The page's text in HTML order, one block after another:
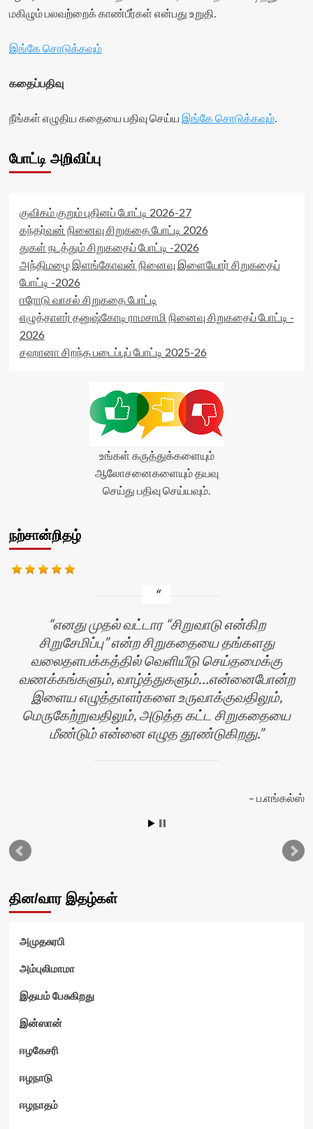
மகிழும் பலவற்றைக் காண்பீர்கள் என்பது உறுதி.
இங்கே சொடுக்கவும்
கதைப்பதிவு
நீங்கள் எழுதிய கதையை பதிவு செய்ய இங்கே சொடுக்கவும்.
போட்டி அறிவிப்பு
குவிகம் குறும் புதினப் போட்டி 2026-27
கந்தர்வன் நினைவு சிறுகதை போட்டி 2026
துகள் நடத்தும் சிறுகதைப் போட்டி -2026
அந்திமழை இளங்கோவன் நினைவு இளையோர் சிறுகதைப்
போட்டி -2026
ஈரோடு வாசல் சிறுகதை போட்டி
எழுத்தாளர் தனுஷ்கோடி ராமசாமி நினைவு சிறுகதைப் போட்டி -
2026
சஹானா சிறந்த படைப்புப் போட்டி 2025-26
உங்கள் கருத்துக்களையும்
ஆலோசனைகளையும் தயவு
செய்து பதிவு செய்யவும்.
நற்சான்றிதழ்
எனது முதல் வட்டார “சிறுவாடு என்கிற
சிறுசேமிப்பு” என்ற சிறுகதையை தங்களது
வலைதளபக்கத்தில் வெளியீடு செய்தமைக்கு
வணக்கங்களும், வாழ்த்துகளும்…என்னைபோன்ற
இளைய எழுத்தாளர்களை உருவாக்குவதிலும்,
மெருகேற்றுவதிலும், அடுத்த கட்ட சிறுகதையை
மீண்டும் என்னை எழுத தூண்டுகிறது.
ப.எங்கல்ஸ்
தின/வார இதழ்கள்
அமுதசுரபி
அம்புலிமாமா
இதயம் பேசுகிறது
இன்ஸான்
ஈழகேசரி
ஈழநாடு
ஈழநாதம்